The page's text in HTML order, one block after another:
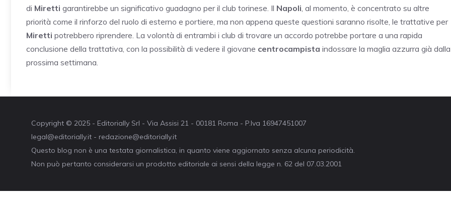
di Miretti garantirebbe un significativo guadagno per il club torinese. Il Napoli , al momento, è concentrato su altre
priorità come il rinforzo del ruolo di esterno e portiere, ma non appena queste questioni saranno risolte, le trattative per
Miretti potrebbero riprendere. La volontà di entrambi i club di trovare un accordo potrebbe portare a una rapida
conclusione della trattativa, con la possibilità di vedere il giovane centrocampista indossare la maglia azzurra già dalla
prossima settimana.
Copyright © 2025 - Editorially Srl - Via Assisi 21 - 00181 Roma - P.Iva 16947451007
legal@editorially.it - redazione@editorially.it
Questo blog non è una testata giornalistica, in quanto viene aggiornato senza alcuna periodicità.
Non può pertanto considerarsi un prodotto editoriale ai sensi della legge n. 62 del 07.03.2001